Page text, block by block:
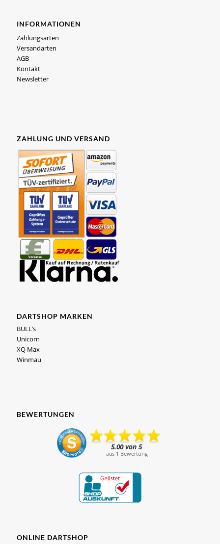
INFORMATIONEN
Zahlungsarten
Versandarten
AGB
Kontakt
Newsletter
ZAHLUNG UND VERSAND
DARTSHOP MARKEN
BULL’s
Unicorn
XQ Max
Winmau
BEWERTUNGEN
ONLINE DARTSHOP